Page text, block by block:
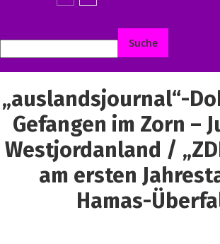
„auslandsjournal“-
Gefangen im Zorn –
Westjordanland /
am ersten
Hamas-